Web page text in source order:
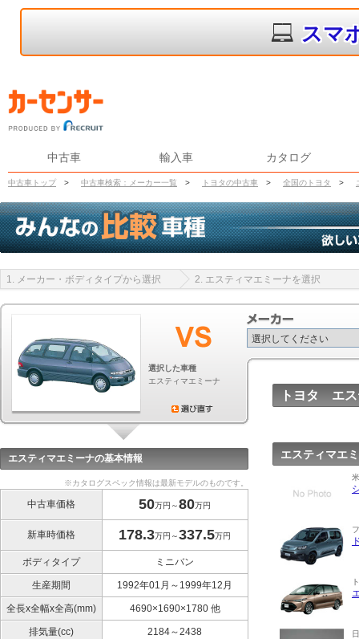
スマ
中古車 輸入車 カタログ
中古車トップ > 中古車検索：メーカー一覧 > トヨタの中古車 > 全国のトヨタ >
1. メーカー・ボディタイプから選択 2. エスティマエミーナを選択
選択した車種
エスティマエミーナ
エスティマエミーナの基本情報
※カタログスペック情報は最新モデルのものです。
中古車価格 50万円～80万円
新車時価格 178.3万円～337.5万円
ボディタイプ ミニバン
生産期間 1992年01月～1999年12月
全長x全幅x全高(mm) 4690×1690×1780 他
排気量(cc) 2184～2438
トヨタ エス
エスティマエ